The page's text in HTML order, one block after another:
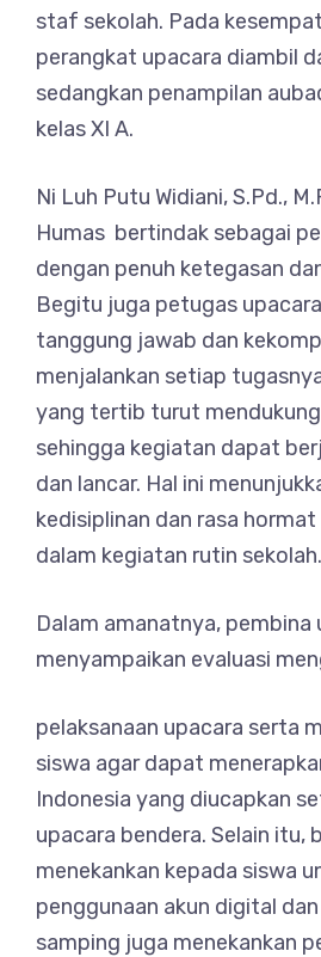
staf sekolah. Pada
perangkat upacara diambil
sedangkan penampilan
kelas XI A.
Ni Luh Putu Widiani, S.Pd.,
Humas bertindak sebagai
dengan penuh ketegasan
Begitu juga petugas
tanggung jawab dan
menjalankan setiap
yang tertib turut
sehingga kegiatan dapat
dan lancar. Hal ini
kedisiplinan dan rasa
dalam kegiatan rutin sekolah.
Dalam amanatnya, pembina
menyampaikan evaluasi
pelaksanaan upacara serta
siswa agar dapat
Indonesia yang diucapkan
upacara bendera. Selain itu,
menekankan kepada siswa
penggunaan akun digital
samping juga menekankan